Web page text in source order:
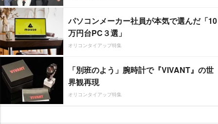
パソコンメーカー社員が本気で選んだ「10
万円台PC３選」
オリコンタイアップ特集
「別班のよう」腕時計で『VIVANT』の世
界観再現
オリコンタイアップ特集